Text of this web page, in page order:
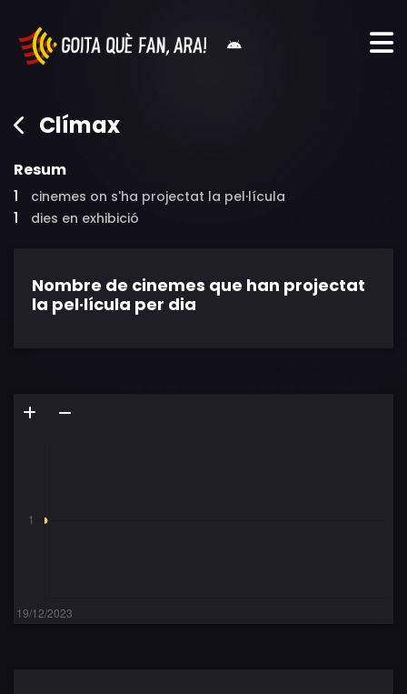
Clímax
Resum
1
cinemes on s'ha projectat la pel·lícula
1 dies en exhibició
Nombre de cinemes que han projectat
la pel·lícula per dia